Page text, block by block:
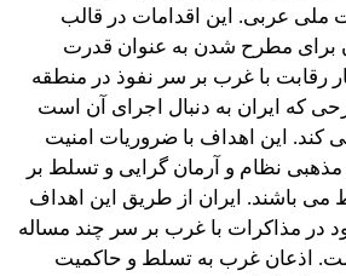
ملی عربی. این اقدامات در قالب
برای مطرح شدن به عنوان قدرت
رقابت با غرب بر سر نفوذ در منطقه
که ایران به دنبال اجرای آن است
کند. این اهداف با ضروریات امنیت
نظام و آرمان گرایی و تسلط بر
باشند. ایران از طریق این اهداف
در مذاکرات با غرب بر سر چند مساله
اذعان غرب به تسلط و حاکمیت